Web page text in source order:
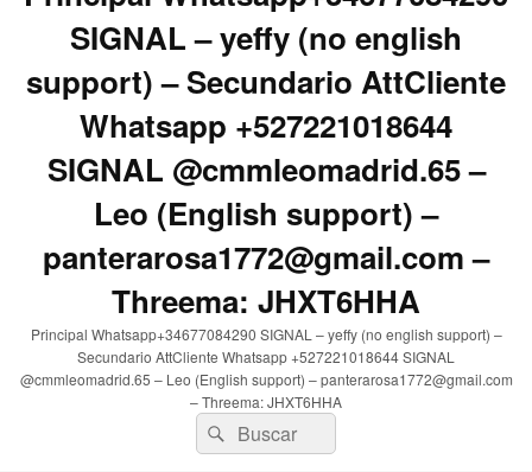
SIGNAL – yeffy (no english
support) – Secundario AttCliente
Whatsapp +527221018644
SIGNAL @cmmleomadrid.65 –
Leo (English support) –
panterarosa1772@gmail.com –
Threema: JHXT6HHA
Principal Whatsapp+34677084290 SIGNAL – yeffy (no english support) –
Secundario AttCliente Whatsapp +527221018644 SIGNAL
@cmmleomadrid.65 – Leo (English support) – panterarosa1772@gmail.com
– Threema: JHXT6HHA
Buscar
por:
Buscar